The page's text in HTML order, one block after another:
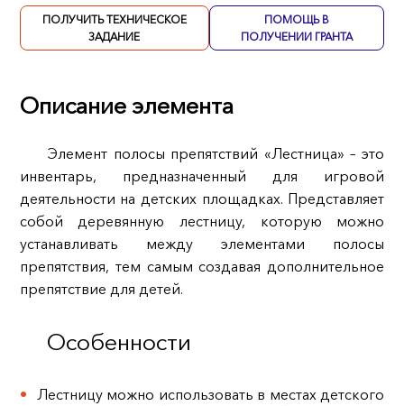
ПОЛУЧИТЬ ТЕХНИЧЕСКОЕ
ЗАДАНИЕ
ПОМОЩЬ В
ПОЛУЧЕНИИ ГРАНТА
Описание элемента
Элемент полосы препятствий «Лестница» – это
инвентарь, предназначенный для игровой
деятельности на детских площадках. Представляет
собой деревянную лестницу, которую можно
устанавливать между элементами полосы
препятствия, тем самым создавая дополнительное
препятствие для детей.
Особенности
Лестницу можно использовать в местах детского